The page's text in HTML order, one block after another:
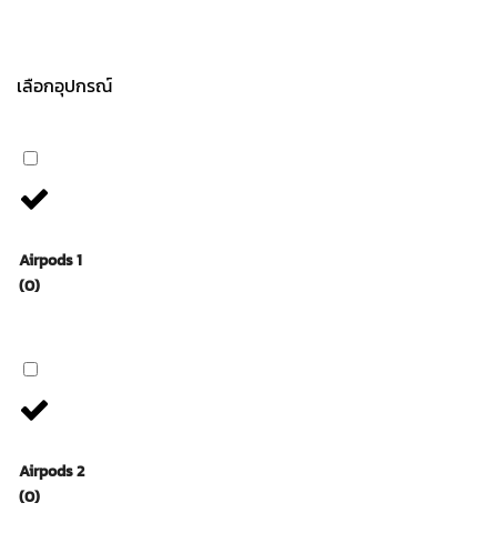
เลือกอุปกรณ์
Airpods 1
(0)
Airpods 2
(0)